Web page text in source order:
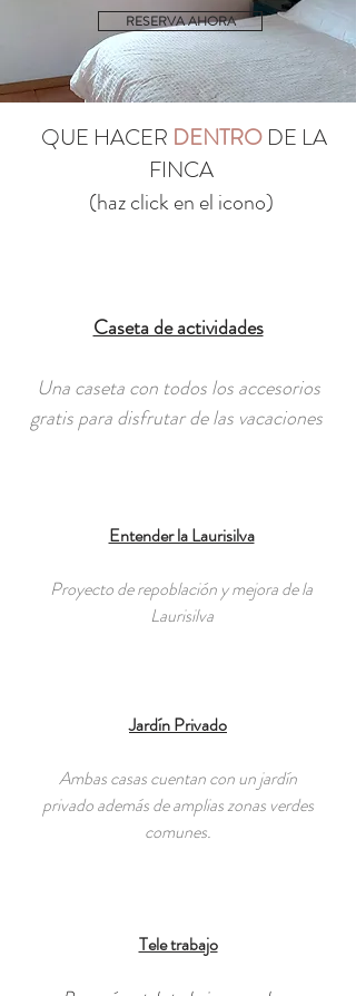
RESERVA AHORA
QUE HACER DENTRO DE LA
FINCA
(haz click en el icono)
Caseta de actividades​
Una caseta con todos los accesorios
gratis para disfrutar de las vacaciones
Entender la Laurisilva
Proyecto de repoblación y mejora de la
Laurisilva
Jardín Privado
Ambas casas cuentan con un jardín
privado además de amplias zonas verdes
comunes.
Tele trabajo